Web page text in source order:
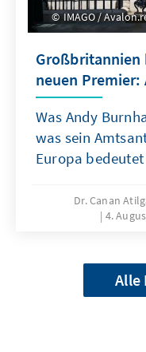
IMAGO /
Großbritannien
neuen Premier:
Was Andy
was sein
Europa bedeutet
Dr. Canan
4.
Alle